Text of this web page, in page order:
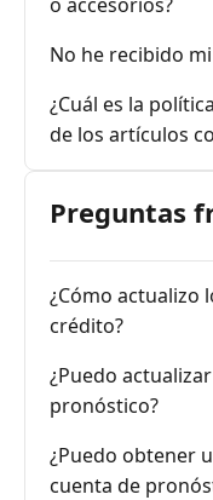
No he recibido
¿Cuál es la
de los artículos
Preguntas
¿Cómo actualizo
crédito?
¿Puedo
pronóstico?
¿Puedo obtener
cuenta de